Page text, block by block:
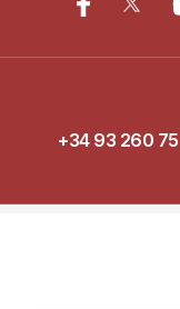
+34 93 260